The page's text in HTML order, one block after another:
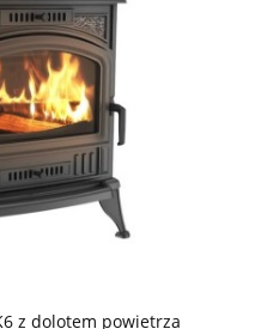
z dolotem powietrza